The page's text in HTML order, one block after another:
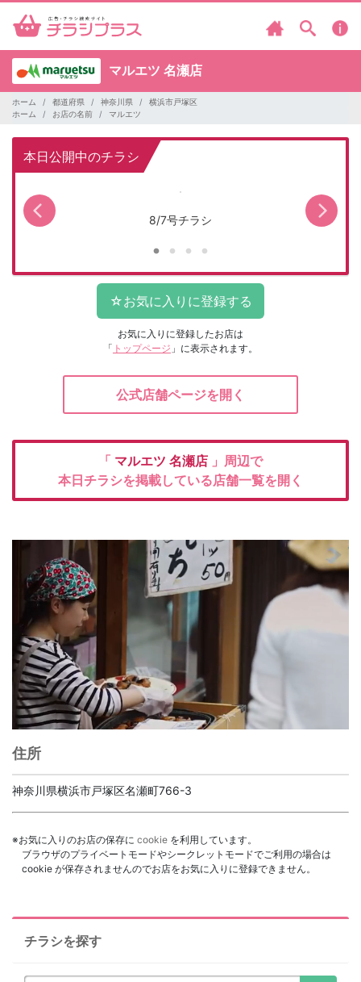
マルエツ 名瀬店
ホーム 都道府県 神奈川県
横浜市戸塚区
ホーム
お店の名前 マルエツ
本日公開中のチラシ
8/7号チラシ
お気に入りに登録したお店は
「 トップページ 」に表示されます。
公式店舗ページを開く
「 マルエツ 名瀬店 」周辺で
本日チラシを掲載している店舗一覧を開く
住所
神奈川県横浜市戸塚区名瀬町766-3
※お気に入りのお店の保存に cookie を利用しています。
ブラウザのプライベートモードやシークレットモードでご利用の場合は
cookie が保存されませんのでお店をお気に入りに登録できません。
チラシを探す